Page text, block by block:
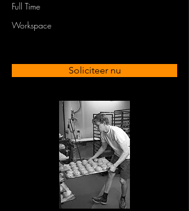
Full Time
Workspace
Soliciteer nu